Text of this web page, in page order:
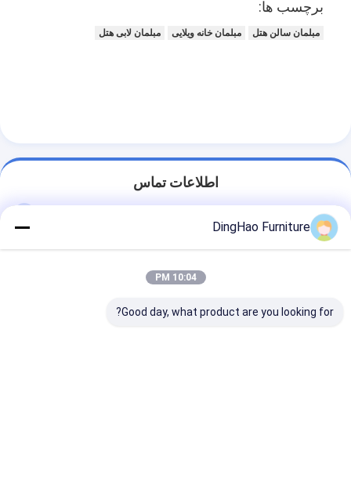
برچسب ها:
مبلمان سالن هتل مبلمان خانه ویلایی مبلمان لابی هتل
اطلاعات تماس
Ms. DingHao Furniture
+86 15914501037
شماره ۷۰، جاده چوانگیه، منطقه توسعه اقتصادی، شهرک
تایپینگ، منطقه کانگهوا، شهر گوانگژو، استان گوانگدونگ،
DingHao Furniture
10:04 PM
Good day, what product are you looking for?